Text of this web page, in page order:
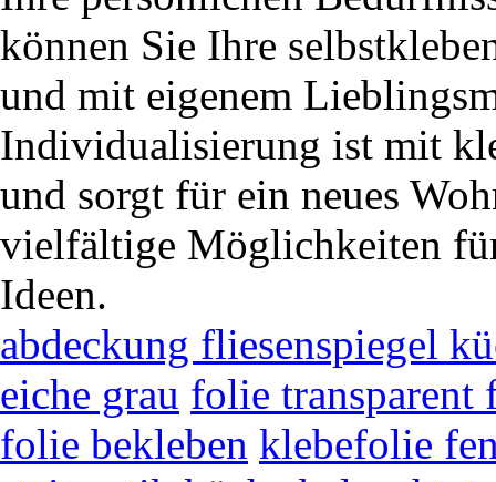
können Sie Ihre
und mit eigenem
Individualisierung ist mit
und sorgt für ein neues
vielfältige Möglichkeiten
Ideen.
abdeckung fliesenspiegel
eiche grau folie transparent
folie bekleben klebefolie